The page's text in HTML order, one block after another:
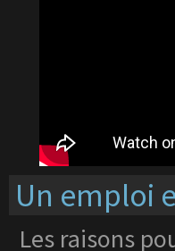
Un emploi
Les raisons